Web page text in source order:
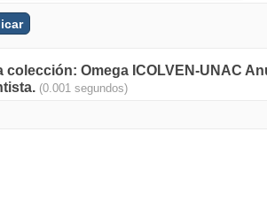
Omega ICOLVEN-UNAC
(0.001 segundos)